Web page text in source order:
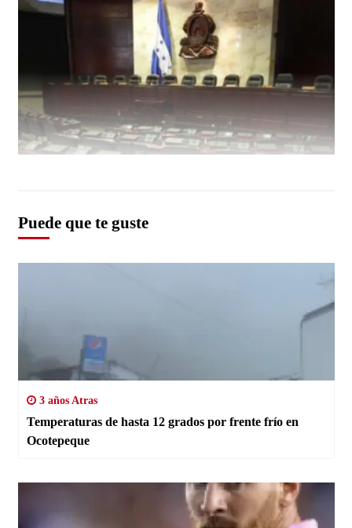
Puede que te guste
3 años Atras
Temperaturas de hasta 12 grados por frente frío en
Ocotepeque